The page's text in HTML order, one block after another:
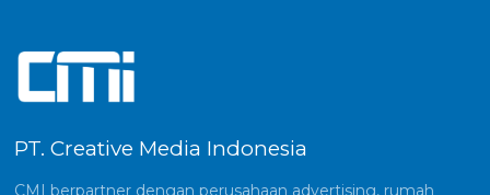
PT. Creative Media Indonesia
CMI berpartner dengan perusahaan advertising, rumah